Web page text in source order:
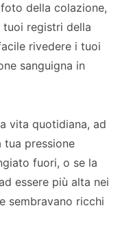
della colazione,
tuoi registri della
rivedere i tuoi
sanguigna in
vita quotidiana, ad
tua pressione
fuori, o se la
essere più alta nei
sembravano ricchi